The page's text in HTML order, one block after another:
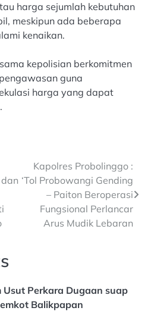
harga sejumlah kebutuhan
meskipun ada beberapa
kenaikan.
kepolisian berkomitmen
guna
harga yang dapat
Kapolres Probolinggo :
‘Tol Probowangi Gending
– Paiton Beroperasi
Fungsional Perlancar
Arus Mudik Lebaran
Perkara Dugaan suap
Balikpapan